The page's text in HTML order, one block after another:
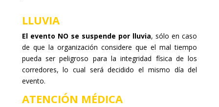
LLUVIA
El evento NO se suspende por lluvia, sólo en caso
de que la organización considere que el mal tiempo
pueda ser peligroso para la integridad física de los
corredores, lo cual será decidido el mismo día del
evento.
ATENCIÓN MÉDICA